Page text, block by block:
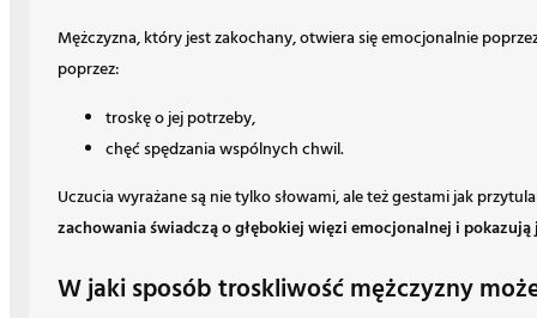
Mężczyzna, który jest zakochany, otwiera się emocjonalnie
poprzez:
troskę o jej potrzeby,
chęć spędzania wspólnych chwil.
Uczucia wyrażane są nie tylko słowami, ale też gestami jak
zachowania świadczą o głębokiej więzi emocjonalnej i pokazują
W jaki sposób troskliwość mężczyzny